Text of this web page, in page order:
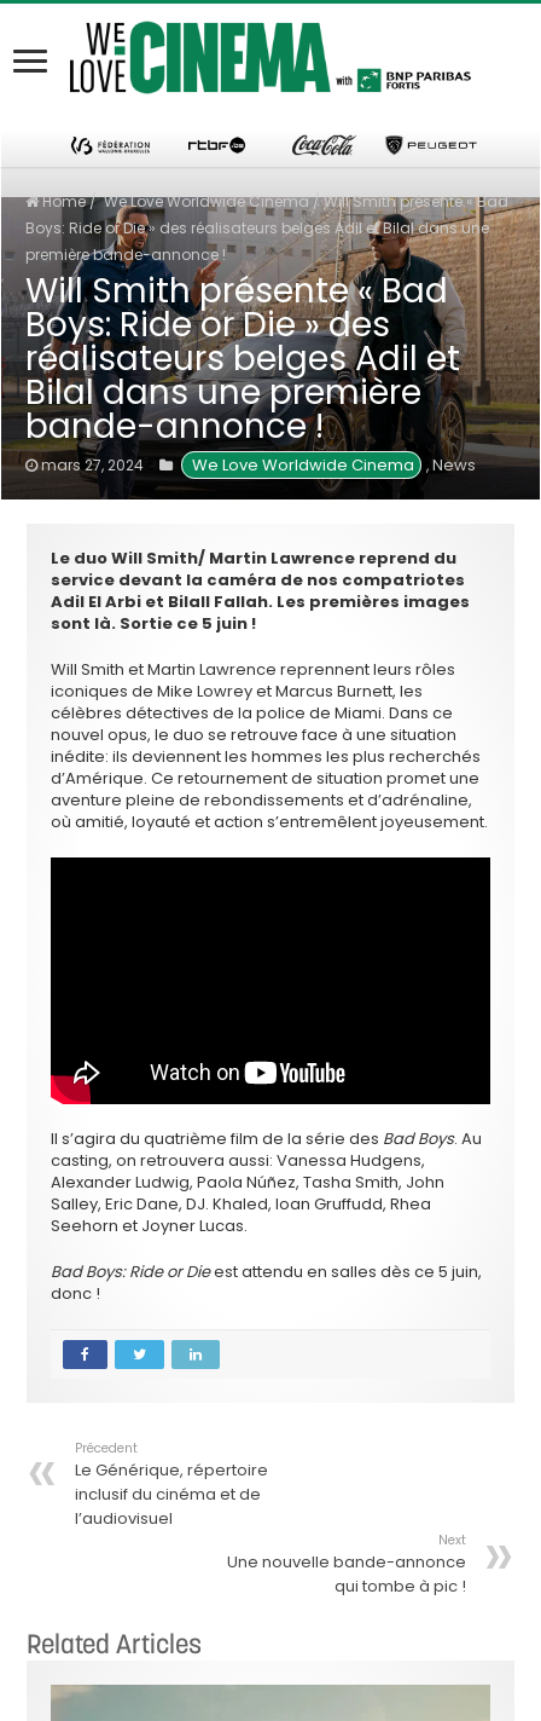
Home/We Love Worldwide Cinema/Will Smith présente « Bad
Boys: Ride or Die » des réalisateurs belges Adil et Bilal dans une
première bande-annonce !
Will Smith présente « Bad
Boys: Ride or Die » des
réalisateurs belges Adil et
Bilal dans une première
bande-annonce !
mars 27, 2024 We Love Worldwide Cinema ,News
Le duo Will Smith/ Martin Lawrence reprend du
service devant la caméra de nos compatriotes
Adil El Arbi et Bilall Fallah. Les premières images
sont là. Sortie ce 5 juin !
Will Smith et Martin Lawrence reprennent leurs rôles
iconiques de Mike Lowrey et Marcus Burnett, les
célèbres détectives de la police de Miami. Dans ce
nouvel opus, le duo se retrouve face à une situation
inédite: ils deviennent les hommes les plus recherchés
d’Amérique. Ce retournement de situation promet une
aventure pleine de rebondissements et d’adrénaline,
où amitié, loyauté et action s’entremêlent joyeusement.
Il s’agira du quatrième film de la série des Bad Boys. Au
casting, on retrouvera aussi: Vanessa Hudgens,
Alexander Ludwig, Paola Núñez, Tasha Smith, John
Salley, Eric Dane, DJ. Khaled, Ioan Gruffudd, Rhea
Seehorn et Joyner Lucas.
Bad Boys: Ride or Dieest attendu en salles dès ce 5 juin,
donc !
Précedent
Le Générique, répertoire
inclusif du cinéma et de
l’audiovisuel
Next
Une nouvelle bande-annonce
qui tombe à pic !
Related Articles